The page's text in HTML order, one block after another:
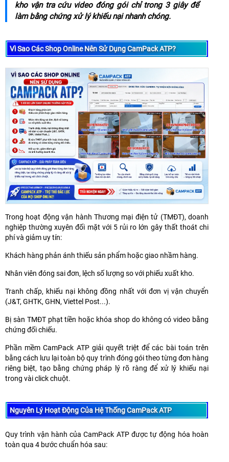
kho vận tra cứu video đóng gói chỉ trong 3 giây để
làm bằng chứng xử lý khiếu nại nhanh chóng.
Vì Sao Các Shop Online Nên Sử Dụng CamPack ATP?
Trong hoạt động vận hành Thương mại điện tử (TMĐT), doanh
nghiệp thường xuyên đối mặt với 5 rủi ro lớn gây thất thoát chi
phí và giảm uy tín:
Khách hàng phản ánh thiếu sản phẩm hoặc giao nhầm hàng.
Nhân viên đóng sai đơn, lệch số lượng so với phiếu xuất kho.
Tranh chấp, khiếu nại không đồng nhất với đơn vị vận chuyển
(J&T, GHTK, GHN, Viettel Post...).
Bị sàn TMĐT phạt tiền hoặc khóa shop do không có video bằng
chứng đối chiếu.
Phần mềm CamPack ATP giải quyết triệt để các bài toán trên
bằng cách lưu lại toàn bộ quy trình đóng gói theo từng đơn hàng
riêng biệt, tạo bằng chứng pháp lý rõ ràng để xử lý khiếu nại
trong vài click chuột.
Nguyên Lý Hoạt Động Của Hệ Thống CamPack ATP
Quy trình vận hành của CamPack ATP được tự động hóa hoàn
toàn qua 4 bước chuẩn hóa sau: